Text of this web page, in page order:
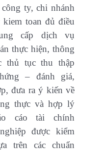
công ty, chi nhánh
kiem toan đủ điều
cấp dịch vụ
thực hiện, thông
thủ tục thu thập
– đánh giá,
đưa ra ý kiến về
thực và hợp lý
cáo tài chính
được kiểm
trên các chuẩn